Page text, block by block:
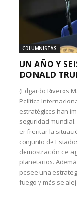
COLUMNISTAS
UN AÑO Y
DONALD
(Edgardo Riveros
Política
estratégicos han
seguridad
enfrentar la
conjunto de
demostración de
planetarios.
posee una
fuego y más se